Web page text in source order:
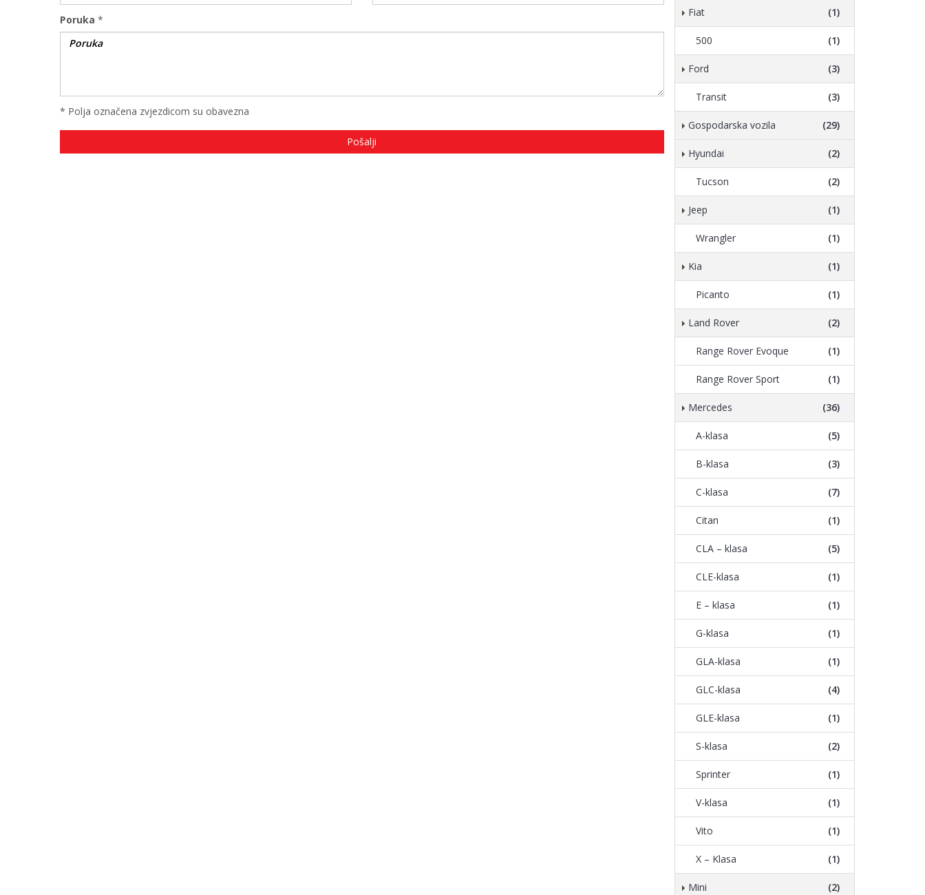
Poruka *
* Polja označena zvjezdicom su obavezna
Fiat (1)
500 (1)
Ford (3)
Transit (3)
Gospodarska vozila (29)
Hyundai (2)
Tucson (2)
Jeep (1)
Wrangler (1)
Kia (1)
Picanto (1)
Land Rover (2)
Range Rover Evoque (1)
Range Rover Sport (1)
Mercedes (36)
A-klasa (5)
B-klasa (3)
C-klasa (7)
Citan (1)
CLA – klasa (5)
CLE-klasa (1)
E – klasa (1)
G-klasa (1)
GLA-klasa (1)
GLC-klasa (4)
GLE-klasa (1)
S-klasa (2)
Sprinter (1)
V-klasa (1)
Vito (1)
X – Klasa (1)
Mini (2)